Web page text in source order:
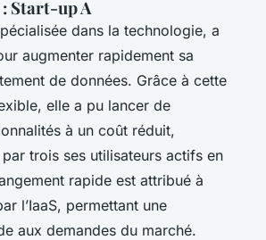
: Start-up A
dans la technologie, a
augmenter rapidement sa
de données. Grâce à cette
elle a pu lancer de
à un coût réduit,
trois ses utilisateurs actifs en
rapide est attribué à
l’IaaS, permettant une
aux demandes du marché.